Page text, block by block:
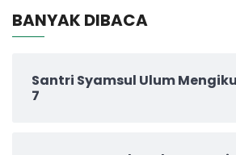
BANYAK DIBACA
Santri Syamsul Ulum
7